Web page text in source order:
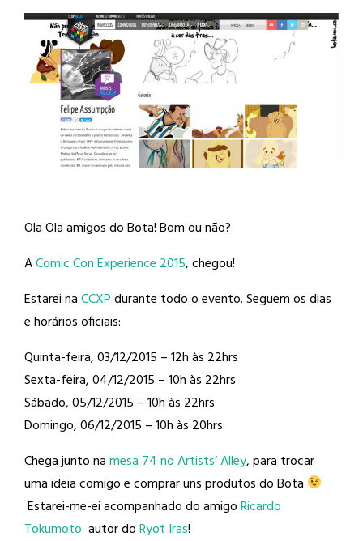
Ola Ola amigos do Bota! Bom ou não?
AComic Con Experience 2015, chegou!
Estarei naCCXPdurante todo o evento. Seguem os dias
e horários oficiais:
Quinta-feira, 03/12/2015 – 12h às 22hrs
Sexta-feira, 04/12/2015 – 10h às 22hrs
Sábado, 05/12/2015 – 10h às 22hrs
Domingo, 06/12/2015 – 10h às 20hrs
Chega junto namesa 74 no Artists’ Alley, para trocar
uma ideia comigo e comprar uns produtos do Bota
Estarei-me-ei acompanhado do amigoRicardo
Tokumoto autor doRyot Iras!